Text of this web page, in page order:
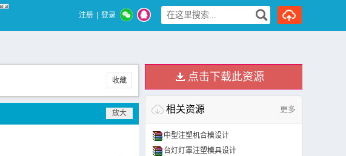
注册 登录
收藏 点击下载此资源
相关资源 更多
中型注塑机合模设计
台灯灯罩注塑模具设计